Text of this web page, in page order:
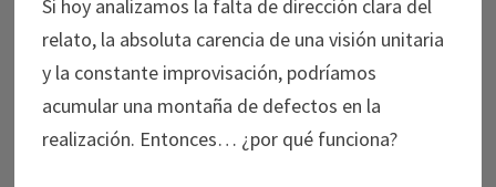
Si hoy analizamos la falta de dirección clara del
relato, la absoluta carencia de una visión unitaria
y la constante improvisación, podríamos
acumular una montaña de defectos en la
realización. Entonces… ¿por qué funciona?